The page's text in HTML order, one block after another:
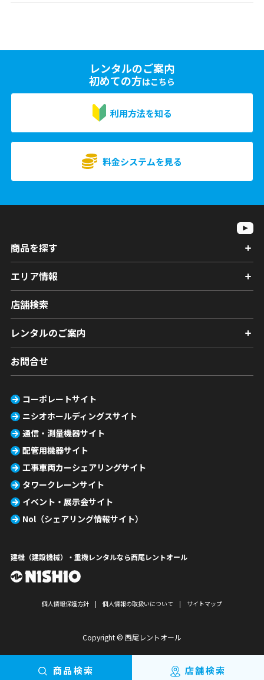
レンタルのご案内
初めての方はこちら
利用方法を知る
料金システムを見る
商品検索 店舗検索
商品を探す
エリア情報
店舗検索
レンタルのご案内
お問合せ
コーポレートサイト
ニシオホールディングスサイト
通信・測量機器サイト
配管用機器サイト
工事車両カーシェアリングサイト
タワークレーンサイト
イベント・展示会サイト
Nol（シェアリング情報サイト）
建機（建設機械）・重機レンタルなら西尾レントオール
個人情報保護方針 個人情報の取扱いについて サイトマップ
Copyright © 西尾レントオール